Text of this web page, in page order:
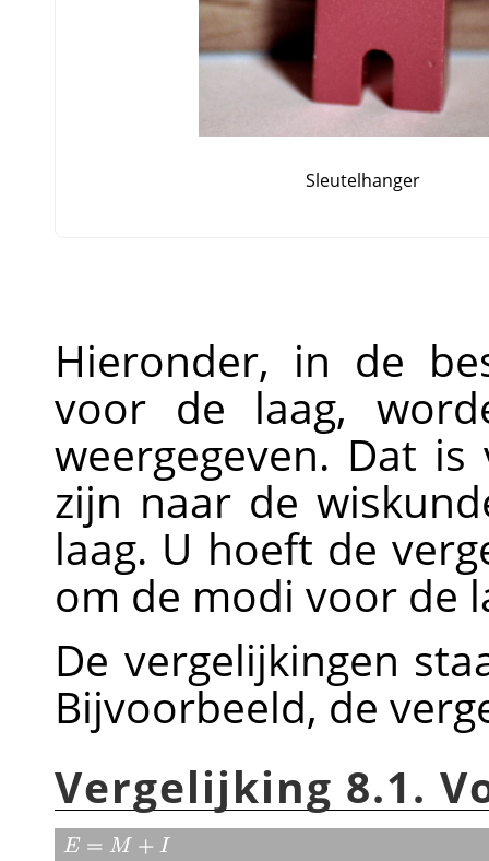
Sleutelhanger
Hieronder, in de
voor de laag,
weergegeven. Dat
zijn naar de
laag. U hoeft de
om de modi voor de
De vergelijkingen
Bijvoorbeeld, de
Vergelijking 8.1.